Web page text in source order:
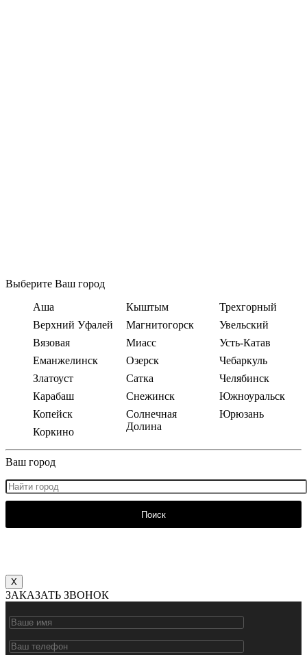
Выберите Ваш город
Аша
Верхний Уфалей
Вязовая
Еманжелинск
Златоуст
Карабаш
Копейск
Коркино
Кыштым
Магнитогорск
Миасс
Озерск
Сатка
Снежинск
Солнечная
Долина
Трехгорный
Увельский
Усть-Катав
Чебаркуль
Челябинск
Южноуральск
Юрюзань
Ваш город
Поиск
X
ЗАКАЗАТЬ ЗВОНОК